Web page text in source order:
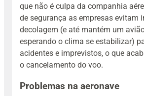
que não é culpa da companhia
de segurança as empresas evitam
decolagem (e até mantém um
esperando o clima se estabilizar)
acidentes e imprevistos, o que
o cancelamento do voo.
Problemas na aeronave